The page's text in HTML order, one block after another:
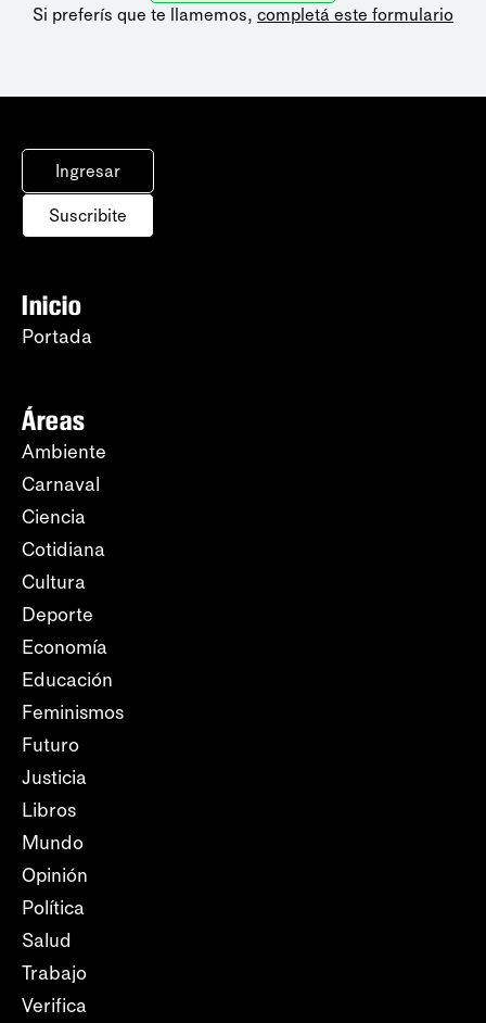
Si preferís que te llamemos, completá este formulario
Ingresar
Suscribite
Inicio
Portada
Áreas
Ambiente
Carnaval
Ciencia
Cotidiana
Cultura
Deporte
Economía
Educación
Feminismos
Futuro
Justicia
Libros
Mundo
Opinión
Política
Salud
Trabajo
Verifica